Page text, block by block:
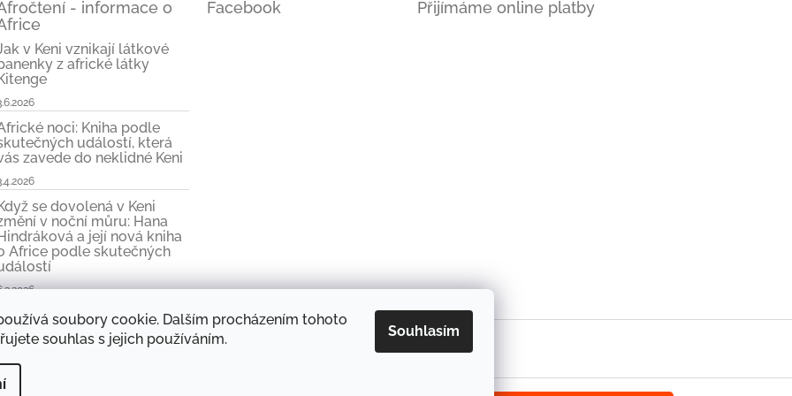
soubory cookie. Dalším procházením tohoto
souhlas s jejich používáním.
Souhlasím
- informace o
v Keni vznikají látkové
z africké látky
noci: Kniha podle
událostí, která
zavede do neklidné Keni
se dovolená v Keni
v noční můru: Hana
a její nová kniha
Africe podle skutečných
Facebook Přijímáme online platby
Hindrákové Vše kolem Afriky Objevte kouzlo afrických látek